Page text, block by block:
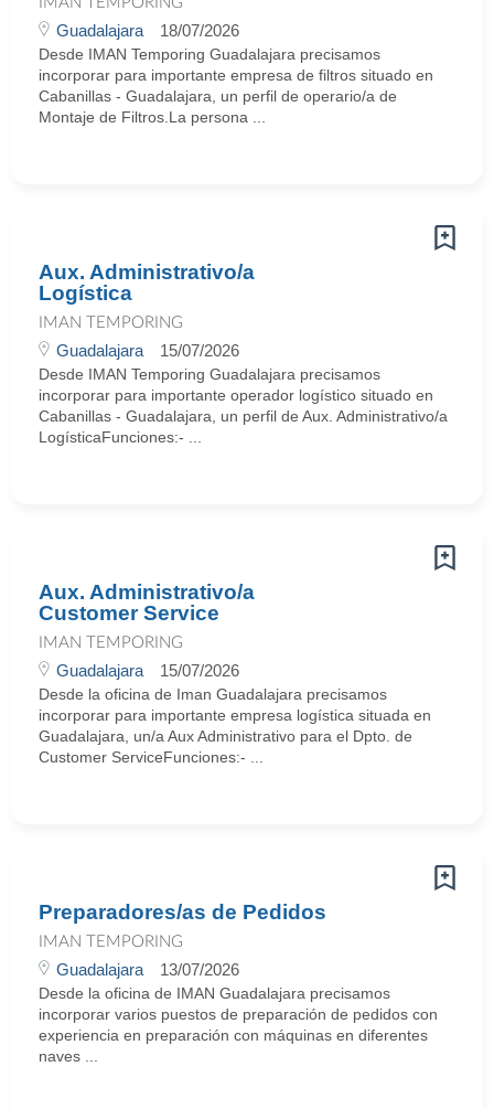
Guadalajara 18/07/2026
Desde IMAN Temporing Guadalajara precisamos
incorporar para importante empresa de filtros situado en
Cabanillas - Guadalajara, un perfil de operario/a de
Montaje de Filtros.La persona ...
Aux. Administrativo/a
Logística
IMAN TEMPORING
Guadalajara 15/07/2026
Desde IMAN Temporing Guadalajara precisamos
incorporar para importante operador logístico situado en
Cabanillas - Guadalajara, un perfil de Aux. Administrativo/a
LogísticaFunciones:- ...
Aux. Administrativo/a
Customer Service
IMAN TEMPORING
Guadalajara 15/07/2026
Desde la oficina de Iman Guadalajara precisamos
incorporar para importante empresa logística situada en
Guadalajara, un/a Aux Administrativo para el Dpto. de
Customer ServiceFunciones:- ...
Preparadores/as de Pedidos
IMAN TEMPORING
Guadalajara 13/07/2026
Desde la oficina de IMAN Guadalajara precisamos
incorporar varios puestos de preparación de pedidos con
experiencia en preparación con máquinas en diferentes
naves ...